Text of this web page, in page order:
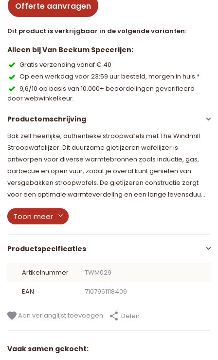
Offerte aanvragen
Dit product is verkrijgbaar in de volgende varianten:
Alleen bij Van Beekum Specerijen:
Gratis verzending vanaf € 40
Op een werkdag voor 23:59 uur besteld, morgen in huis.*
9,6/10 op basis van 10.000+ beoordelingen geverifieerd
door webwinkelkeur.
Productomschrijving
Bak zelf heerlijke, authentieke stroopwafels met The Windmill
Stroopwafelijzer. Dit duurzame gietijzeren wafelijzer is
ontworpen voor diverse warmtebronnen zoals inductie, gas,
barbecue en open vuur, zodat je overal kunt genieten van
versgebakken stroopwafels. De gietijzeren constructie zorgt
voor een optimale warmteverdeling en een lange levensduu...
Toon meer
Productspecificaties
Artikelnummer TWM029
EAN 7107961118409
Aan verlanglijst toevoegen Delen
Vaak samen gekocht: